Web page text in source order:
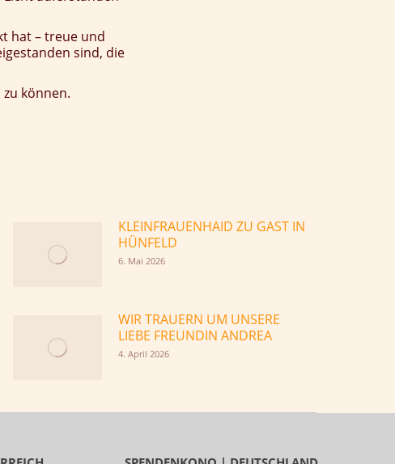
hat – treue und
sind, die
können.
KLEINFRAUENHAID ZU GAST IN
HÜNFELD
6. Mai 2026
WIR TRAUERN UM UNSERE
LIEBE FREUNDIN ANDREA
4. April 2026